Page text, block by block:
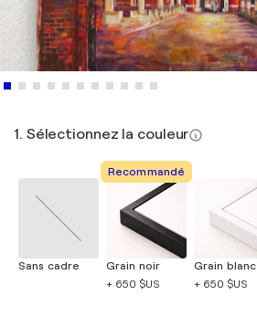
1. Sélectionnez la couleur
Sans cadre
Recommandé
Grain noir
+ 650 $US
Grain blanc
+ 650 $US